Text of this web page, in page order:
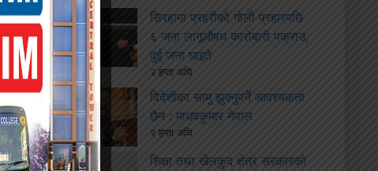
सिरहामा प्रहरीको गोली प्रहारपछि
६ जना लागूऔषध कारोबारी पक्राउ,
दुई जना घाइते
२ हप्ता अघि
विदेशीका सामु झुक्नुपर्ने आवश्यकता
छैन : माधवकुमार नेपाल
२ हप्ता अघि
शिक्षा तथा खेलकुद क्षेत्र सरकारको